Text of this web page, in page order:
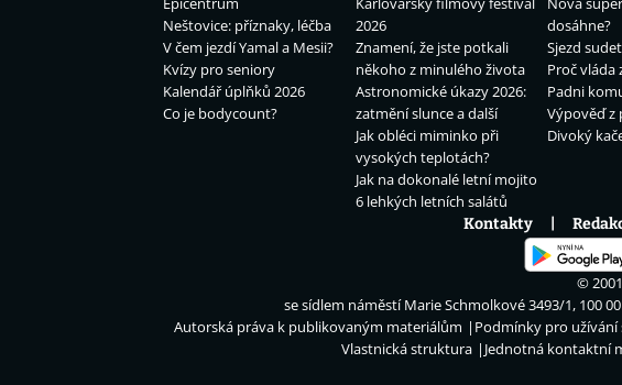
Neštovice: příznaky, léčba
V čem jezdí Yamal a Mesii?
Kvízy pro seniory
Kalendář úplňků 2026
Co je bodycount?
2026
Znamení, že jste potkali
někoho z minulého života
Astronomické úkazy 2026:
zatmění slunce a další
Jak obléci miminko při
vysokých teplotách?
Jak na dokonalé letní mojito
6 lehkých letních salátů
dosáhne?
Sjezd
Proč vláda
Padni
Výpověď z
Divoký
Kontakty
©
se sídlem náměstí Marie Schmolkové 3493/1, 100
Autorská práva k publikovaným materiálům
Podmínky pro
Vlastnická struktura
Jednotná kontaktní